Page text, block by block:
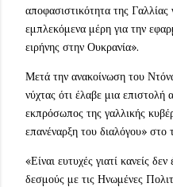
αποφασιστικότητα της
εμπλεκόμενα μέρη για την
ειρήνης στην Ουκρανία».
Μετά την ανακοίνωση του
νύχτας ότι έλαβε μια
εκπρόσωπος της γαλλικής
επανέναρξη του διαλόγου» στο
«Είναι ευτυχές γιατί κανείς
δεσμούς με τις Ηνωμένες